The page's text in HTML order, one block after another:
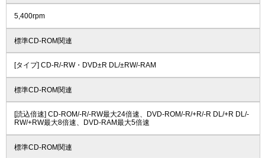
5,400rpm
標準CD-ROM関連
[タイプ] CD-R/-RW・DVD±R DL/±RW/-RAM
標準CD-ROM関連
[読込倍速] CD-ROM/-R/-RW最大24倍速、DVD-ROM/-R/+R/-R DL/+R DL/-
RW/+RW最大8倍速、DVD-RAM最大5倍速
標準CD-ROM関連